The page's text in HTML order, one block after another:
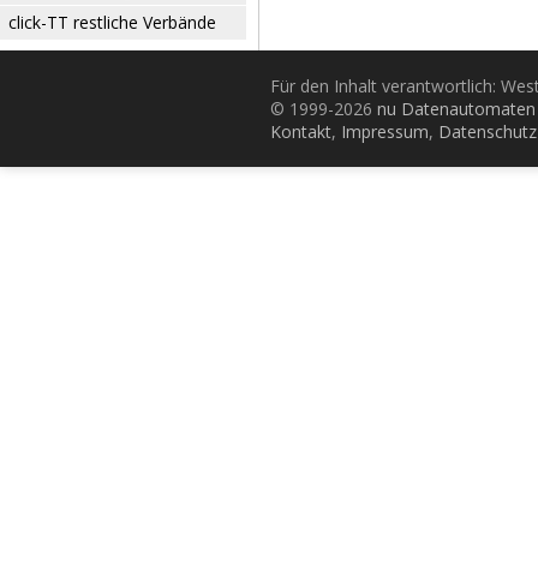
click-TT restliche Verbände
Für den Inhalt verantwortlich:
© 1999-2026 nu
Kontakt, Impressum, Datenschutz